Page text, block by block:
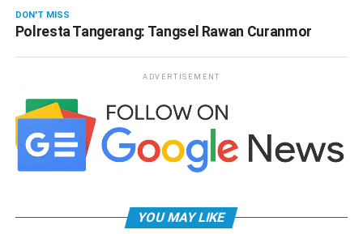
DON'T MISS
Polresta Tangerang: Tangsel Rawan Curanmor
ADVERTISEMENT
YOU MAY LIKE